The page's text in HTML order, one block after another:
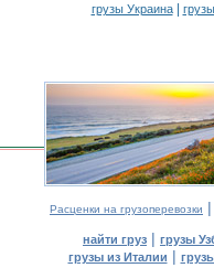
грузы Украина|
Расценки на грузоперевозки |
найти груз | грузы
грузы из Италии |